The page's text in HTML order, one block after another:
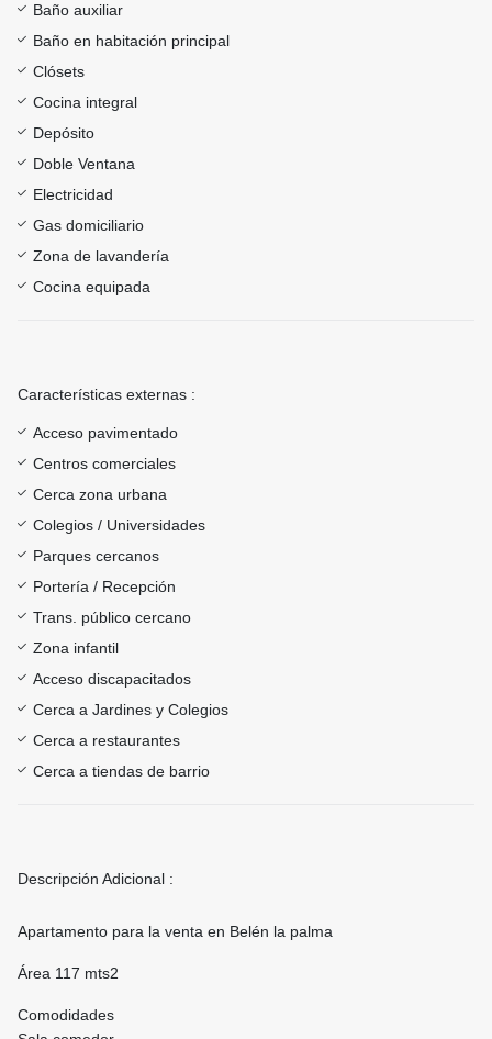
Baño auxiliar
Baño en habitación principal
Clósets
Cocina integral
Depósito
Doble Ventana
Electricidad
Gas domiciliario
Zona de lavandería
Cocina equipada
Características externas :
Acceso pavimentado
Centros comerciales
Cerca zona urbana
Colegios / Universidades
Parques cercanos
Portería / Recepción
Trans. público cercano
Zona infantil
Acceso discapacitados
Cerca a Jardines y Colegios
Cerca a restaurantes
Cerca a tiendas de barrio
Descripción Adicional :
Apartamento para la venta en Belén la palma
Área 117 mts2
Comodidades